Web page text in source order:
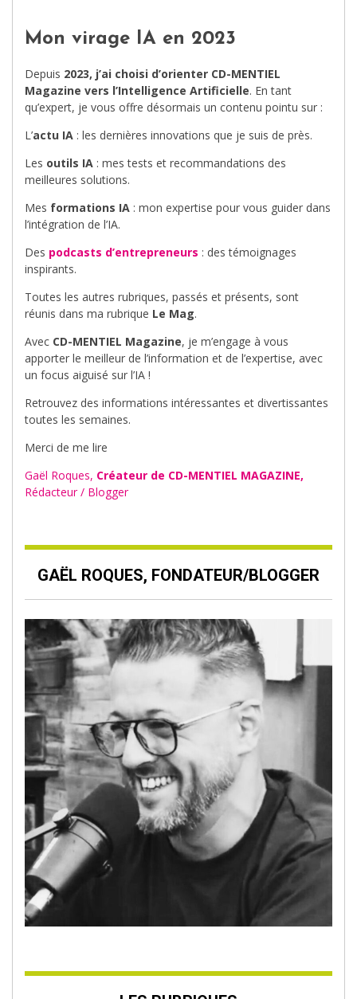
Mon virage IA en 2023
Depuis 2023, j’ai choisi d’orienter CD-MENTIEL
Magazine vers l’Intelligence Artificielle. En tant
qu’expert, je vous offre désormais un contenu pointu sur :
L’actu IA : les dernières innovations que je suis de près.
Les outils IA : mes tests et recommandations des
meilleures solutions.
Mes formations IA : mon expertise pour vous guider dans
l’intégration de l’IA.
Des podcasts d’entrepreneurs : des témoignages
inspirants.
Toutes les autres rubriques, passés et présents, sont
réunis dans ma rubrique Le Mag.
Avec CD-MENTIEL Magazine, je m’engage à vous
apporter le meilleur de l’information et de l’expertise, avec
un focus aiguisé sur l’IA !
Retrouvez des informations intéressantes et divertissantes
toutes les semaines.
Merci de me lire
Gaël Roques, Créateur de CD-MENTIEL MAGAZINE,
Rédacteur / Blogger
GAËL ROQUES, FONDATEUR/BLOGGER